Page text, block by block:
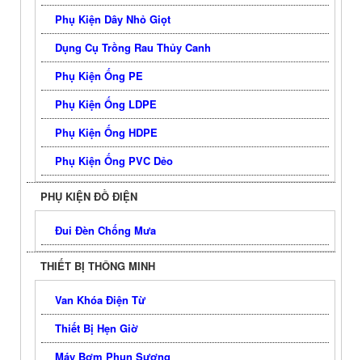
Phụ Kiện Dây Nhỏ Giọt
Dụng Cụ Trồng Rau Thủy Canh
Phụ Kiện Ống PE
Phụ Kiện Ống LDPE
Phụ Kiện Ống HDPE
Phụ Kiện Ống PVC Dẻo
PHỤ KIỆN ĐỒ ĐIỆN
Đui Đèn Chống Mưa
THIẾT BỊ THÔNG MINH
Van Khóa Điện Từ
Thiết Bị Hẹn Giờ
Máy Bơm Phun Sương